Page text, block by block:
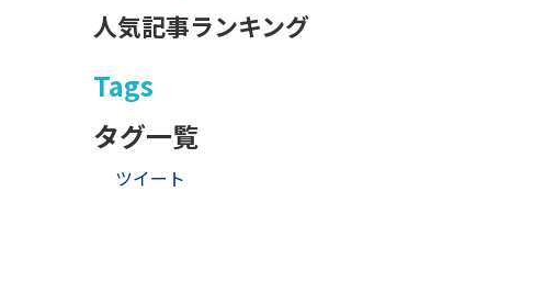
人気記事ランキング
Tags
タグ一覧
ツイート